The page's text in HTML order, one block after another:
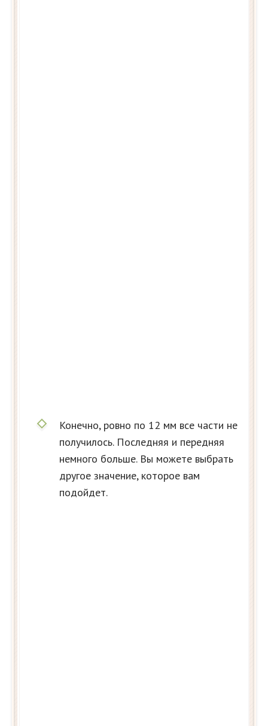
Конечно, ровно по 12 мм все части не
получилось. Последняя и передняя
немного больше. Вы можете выбрать
другое значение, которое вам
подойдет.